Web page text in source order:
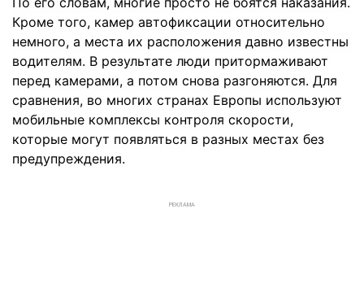
Кроме того, камер автофиксации относительно
немного, а места их расположения давно известны
водителям. В результате люди притормаживают
перед камерами, а потом снова разгоняются. Для
сравнения, во многих странах Европы используют
мобильные комплексы контроля скорости,
которые могут появляться в разных местах без
предупреждения.
РЕКЛАМА